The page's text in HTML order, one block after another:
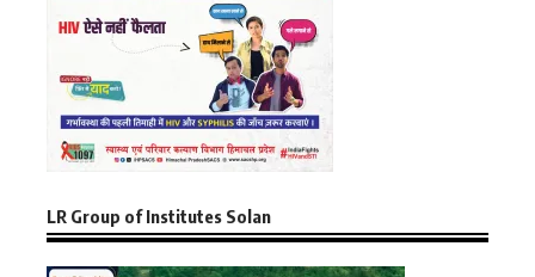
LR Group of Institutes Solan